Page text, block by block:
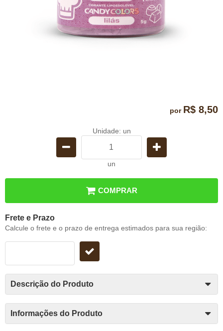
por R$ 8,50
Unidade: un
un
COMPRAR
Frete e Prazo
Calcule o frete e o prazo de entrega estimados para sua região:
Descrição do Produto
Informações do Produto